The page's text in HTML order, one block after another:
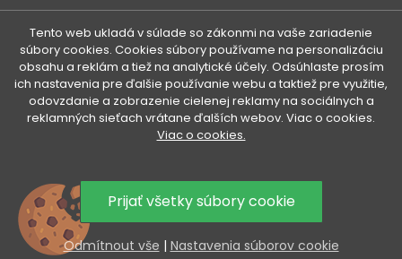
VENETI 
VÁŠ ÚČET 
UŽITOČNÉ INFORMÁCIE
AKCIA A NOVINKY NA VÁŠ E-MAIL
Tento web ukladá v súlade so zákonmi na vaše zariadenie
súbory cookies. Cookies súbory používame na personalizáciu
obsahu a reklám a tiež na analytické účely. Odsúhlaste prosím
ich nastavenia pre ďalšie používanie webu a taktiež pre využitie,
odovzdanie a zobrazenie cielenej reklamy na sociálnych a
reklamných sieťach vrátane ďalších webov. Viac o cookies.
Viac o cookies.
Prijať všetky súbory cookie
Odmítnout vše | Nastavenia súborov cookie